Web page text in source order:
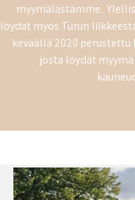
myymälästämme.
löydät myös Turun
keväällä 2020
josta löydät